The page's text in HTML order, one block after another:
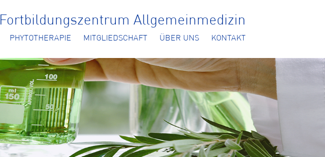
Fortbildungszentrum Allgemeinmedizin
PHYTOTHERAPIE MITGLIEDSCHAFT ÜBER UNS KONTAKT